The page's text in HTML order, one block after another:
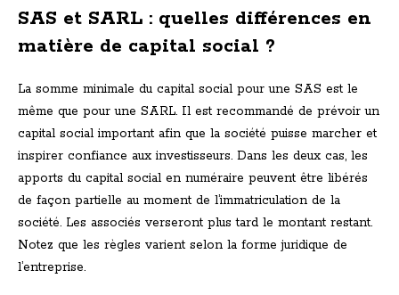
SAS et SARL : quelles différences en
matière de capital social ?
La somme minimale du capital social pour une SAS est le
même que pour une SARL. Il est recommandé de prévoir un
capital social important afin que la société puisse marcher et
inspirer confiance aux investisseurs. Dans les deux cas, les
apports du capital social en numéraire peuvent être libérés
de façon partielle au moment de l’immatriculation de la
société. Les associés verseront plus tard le montant restant.
Notez que les règles varient selon la forme juridique de
l’entreprise.